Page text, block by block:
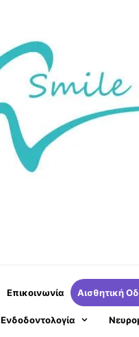
Επικοινωνία Αισθητική
Ενδοδοντολογία